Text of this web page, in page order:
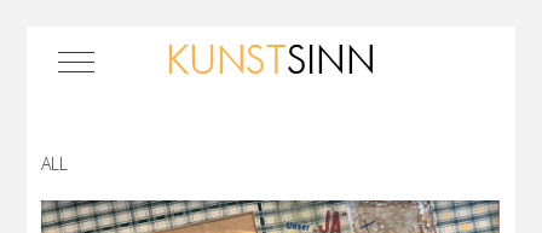
Mobile Menu Toggle
ALL